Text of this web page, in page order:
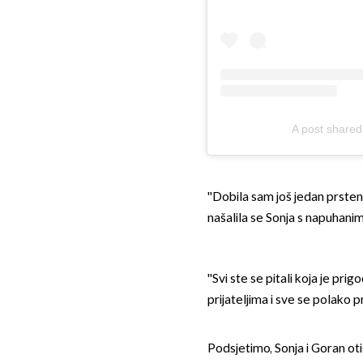
A post
''Dobila sam još jedan
našalila se Sonja s
''Svi ste se pitali koja je
prijateljima i sve se polako
Podsjetimo, Sonja i Goran